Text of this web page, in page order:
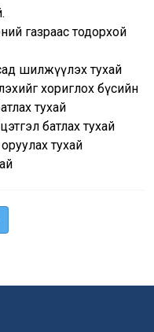
газраас тодорхой
шилжүүлэх тухай
хориглох бүсийн
тухай
батлах тухай
оруулах тухай